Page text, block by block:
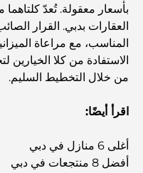
أغلى ساعات رولكس
أفضل المقاهي في وسط
بأسعار معقولة. تُعدّ
العقارات بدبي. القرار
المناسب، مع مراعاة
الاستفادة من كلا الخيارين
من خلال التخطيط السليم.
اقرأ أيضًا:
أغلى 6 منازل في دبي
أفضل 8 منتجعات في دبي